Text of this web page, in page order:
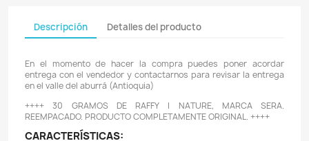
Bancolombia,Davivienda,NequiyDaviplata
PSEy contarjetas de crédito
Envíos gratuitos
Ofrecemos envíosGRATUITOS
superiores a$100.000 COP. Los envíos a municipios de
un costo de$10.000 COP. Los envíos a otras ciudades
de$18.000 COP.